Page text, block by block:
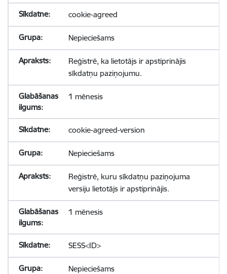
cookie-agreed
Nepieciešams
Reģistrē, ka lietotājs ir apstiprinājis
sīkdatņu paziņojumu.
1 mēnesis
cookie-agreed-version
Nepieciešams
Reģistrē, kuru sīkdatņu paziņojuma
versiju lietotājs ir apstiprinājis.
1 mēnesis
SESS<ID>
Nepieciešams